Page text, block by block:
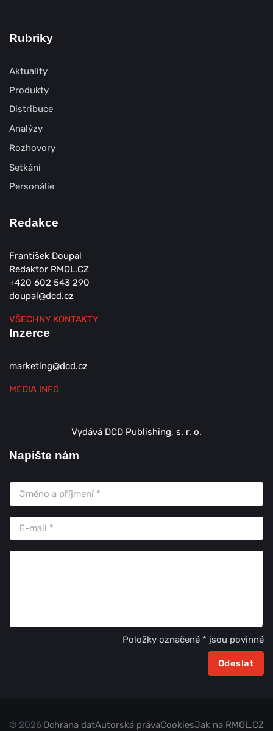
Rubriky
Aktuality
Produkty
Distribuce
Analýzy
Rozhovory
Setkání
Personálie
Redakce
František Doupal
Redaktor RMOL.CZ
+420 602 543 290
doupal@dcd.cz
VŠECHNY KONTAKTY
Inzerce
marketing@dcd.cz
MEDIA INFO
Vydává DCD Publishing, s. r. o.
Napište nám
Položky označené * jsou povinné
© 2026 Ochrana datAutorská právaCookiesJak na RMOL.CZ